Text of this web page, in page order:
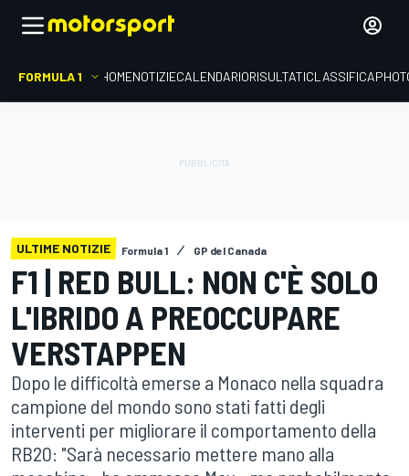
FORMULA 1 HOMENOTIZIECALENDARIORISULTATICLASSIFICA
ULTIME NOTIZIE Formula 1 GP del Canada
F1 | RED BULL: NON C'È SOLO
L'IBRIDO A PREOCCUPARE
VERSTAPPEN
Dopo le difficoltà emerse a Monaco nella squadra
campione del mondo sono stati fatti degli
interventi per migliorare il comportamento della
RB20: "Sarà necessario mettere mano alla